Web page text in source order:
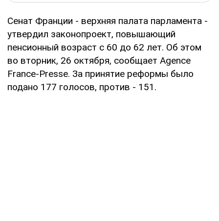
Сенат Франции - верхняя палата парламента -
утвердил законопроект, повышающий
пенсионный возраст с 60 до 62 лет. Об этом
во вторник, 26 октября, сообщает Agence
France-Presse. За принятие реформы было
подано 177 голосов, против - 151.